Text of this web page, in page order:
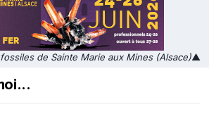
de Sainte Marie aux Mines (Alsace)▲